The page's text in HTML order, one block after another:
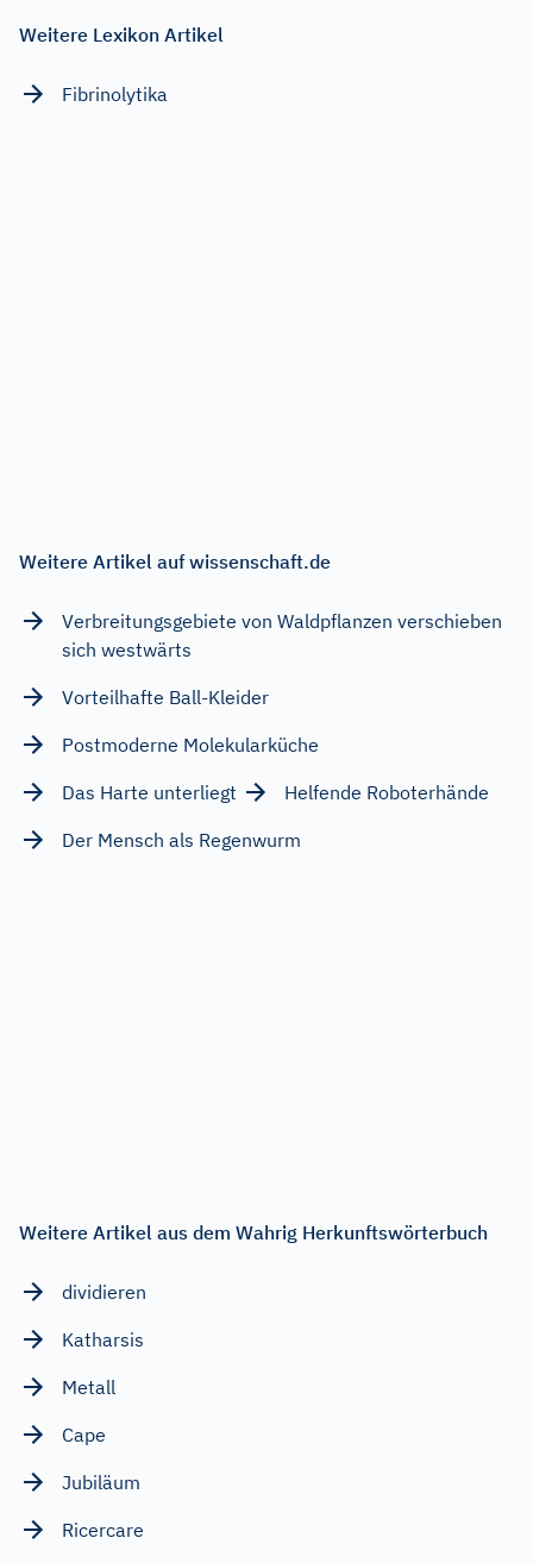
Weitere Lexikon Artikel
Fibrinolytika
Weitere Artikel auf wissenschaft.de
Verbreitungsgebiete von Waldpflanzen verschieben
sich westwärts
Vorteilhafte Ball-Kleider
Postmoderne Molekularküche
Das Harte unterliegt
Helfende Roboterhände
Der Mensch als Regenwurm
Weitere Artikel aus dem Wahrig Herkunftswörterbuch
dividieren
Katharsis
Metall
Cape
Jubiläum
Ricercare